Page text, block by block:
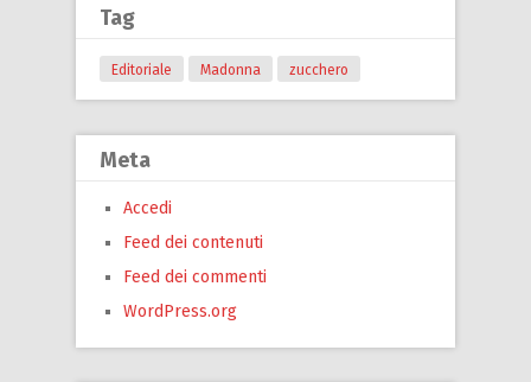
Tag
Editoriale Madonna zucchero
Meta
Accedi
Feed dei contenuti
Feed dei commenti
WordPress.org